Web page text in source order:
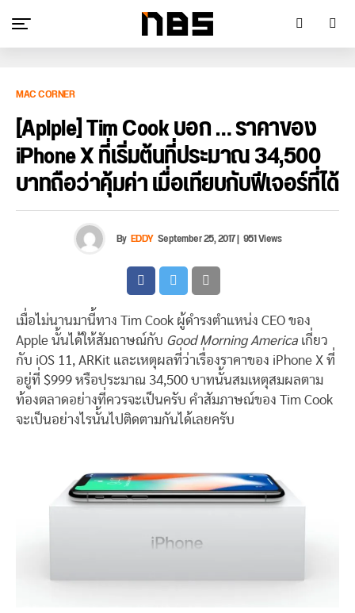
MAC CORNER
[Aplple] Tim Cook บอก … ราคาของ
iPhone X ที่เริ่มต้นที่ประมาณ 34,500
บาทถือว่าคุ้มค่า เมื่อเทียบกับฟีเจอร์ที่ได้
By EDDY September 25, 2017| 951 Views
เมื่อไม่นานมานี้ทาง Tim Cook ผู้ดำรงตำแหน่ง CEO ของ
Apple นั้นได้ให้สัมถาษณ์กับ Good Morning America เกี่ยว
กับ iOS 11, ARKit และเหตุผลที่ว่าเรื่องราคาของ iPhone X ที่
อยู่ที่ $999 หรือประมาณ 34,500 บาทนั้นสมเหตุสมผลตาม
ท้องตลาดอย่างที่ควรจะเป็นครับ คำสัมภาษณ์ของ Tim Cook
จะเป็นอย่างไรนั้นไปติดตามกันได้เลยครับ